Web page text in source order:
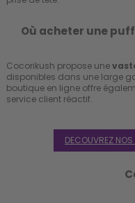
Où acheter une
Cocorikush propose une
disponibles dans une large
boutique en ligne offre
service client réactif.
DECOUVREZ